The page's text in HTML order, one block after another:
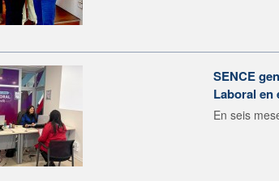
SENCE
Laboral
En seis